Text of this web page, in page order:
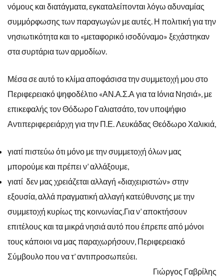
νόμους και διατάγματα, εγκαταλείπονται λόγω αδυναμίας
συμμόρφωσης των παραγωγών με αυτές. Η πολιτική για την
νησιωτικότητα και το «μεταφορικό ισοδύναμο» ξεχάστηκαν
στα συρτάρια των αρμοδίων.
Μέσα σε αυτό το κλίμα αποφάσισα την συμμετοχή μου στο
Περιφερειακό ψηφοδέλτιο «ΑΝ.Α.Σ.Α για τα Ιόνια Νησιά», με
επικεφαλής τον Θόδωρο Γαλιατσάτο, τον υποψήφιο
Αντιπεριφερειάρχη για την Π.Ε. Λευκάδας Θεόδωρο Χαλικιά,
γιατί πιστεύω ότι μόνο με την συμμετοχή όλων μας
μπορούμε και πρέπει ν’ αλλάξουμε,
γιατί δεν μας χρειάζεται αλλαγή «διαχειριστών» στην
εξουσία, αλλά πραγματική αλλαγή κατεύθυνσης με την
συμμετοχή κυρίως της κοινωνίας.Για ν’ αποκτήσουν
επιτέλους και τα μικρά νησιά αυτό που έπρεπε από μόνοι
τους κάποιοι να μας παραχωρήσουν, Περιφερειακό
Σύμβουλο που να τ’ αντιπροσωπεύει.
Γιώργος Γαβρίλης